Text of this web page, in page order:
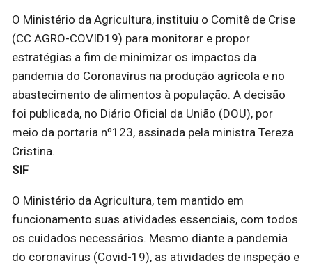
O Ministério da Agricultura, instituiu o Comitê de Crise
(CC AGRO-COVID19) para monitorar e propor
estratégias a fim de minimizar os impactos da
pandemia do Coronavírus na produção agrícola e no
abastecimento de alimentos à população. A decisão
foi publicada, no Diário Oficial da União (DOU), por
meio da portaria nº123, assinada pela ministra Tereza
Cristina.
SIF
O Ministério da Agricultura, tem mantido em
funcionamento suas atividades essenciais, com todos
os cuidados necessários. Mesmo diante a pandemia
do coronavírus (Covid-19), as atividades de inspeção e